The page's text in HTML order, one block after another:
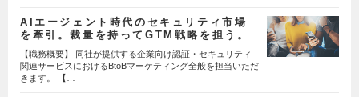
AIエージェント時代のセキュリティ市場
を牽引。裁量を持ってGTM戦略を担う。
【職務概要】 同社が提供する企業向け認証・セキュリティ
関連サービスにおけるBtoBマーケティング全般を担当いただ
きます。 【…